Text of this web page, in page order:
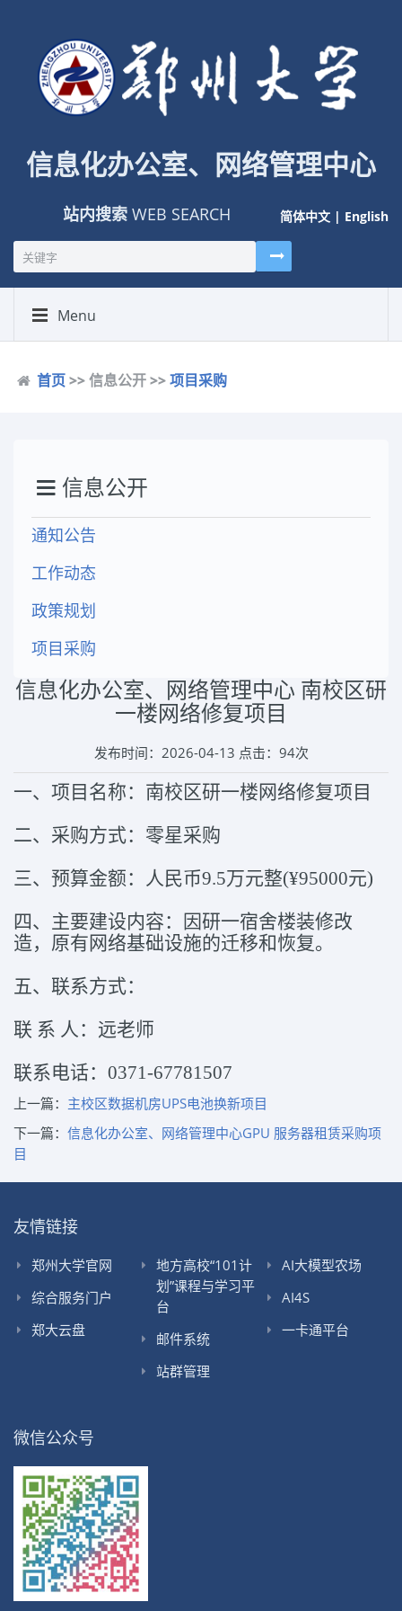
信息化办公室、网络管理中心
简体中文 | English
站内搜索 WEB SEARCH
Menu
首页>> 信息公开 >>项目采购
信息公开
通知公告
工作动态
政策规划
项目采购
信息化办公室、网络管理中心 南校区研
一楼网络修复项目
发布时间：2026-04-13 点击： 94次
一、项目名称：南校区研一楼网络修复项目
二、采购方式：零星采购
三、预算金额：人民币9.5万元整(¥95000元)
四、主要建设内容：因研一宿舍楼装修改
造，原有网络基础设施的迁移和恢复。
五、联系方式：
联 系 人：远老师
联系电话：0371-67781507
上一篇： 主校区数据机房UPS电池换新项目
下一篇： 信息化办公室、网络管理中心GPU 服务器租赁采购项
目
友情链接
郑州大学官网
综合服务门户
郑大云盘
地方高校“101计
划”课程与学习平
台
邮件系统
站群管理
AI大模型农场
AI4S
一卡通平台
微信公众号